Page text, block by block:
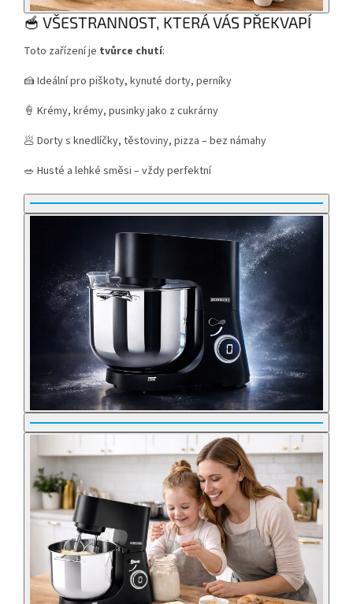
🥣 VŠESTRANNOST, KTERÁ VÁS PŘEKVAPÍ
Toto zařízení je tvůrce chutí:
🍰 Ideální pro piškoty, kynuté dorty, perníky
🍦 Krémy, krémy, pusinky jako z cukrárny
🥟 Dorty s knedlíčky, těstoviny, pizza – bez námahy
🥗 Husté a lehké směsi – vždy perfektní